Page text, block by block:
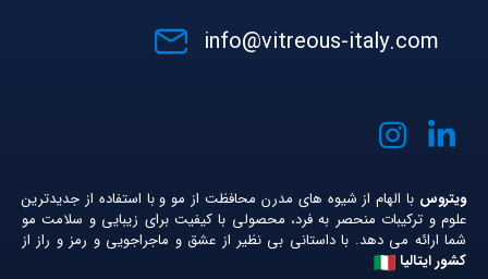
info@vitreous-italy.com
ویتروس با الهام از شیوه های مدرن محافظت از مو و با استفاده از جدیدترین
علوم و ترکیبات منحصر به فرد، محصولی با کیفیت برای زیبایی و سلامت مو
شما ارائه می دهد. با داستانی بی نظیر از عشق و ماجراجویی و رمز و راز از
کشور ایتالیا